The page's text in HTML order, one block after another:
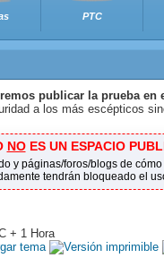
PTC
publicar la prueba en
a los más escépticos
NOES UN ESPACIO
y páginas/foros/blogs de
tendrán bloqueado el
+ 1 Hora